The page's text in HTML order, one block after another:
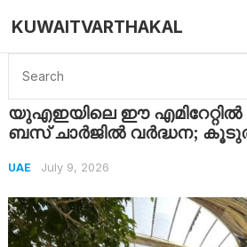
KUWAITVARTHAKAL
Home UAE യുഎഇയിലെ ഈ എമിറേറ്റിൽ നാളെ മുതൽ
യുഎഇയിലെ ഈ
ബസ് ചാർജിൽ വർദ്ധന;
UAE July 9, 2026